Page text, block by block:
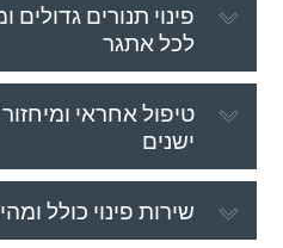
פינוי תנורים
לכל אתגר
טיפול אחראי
ישנים
שירות פינוי כולל